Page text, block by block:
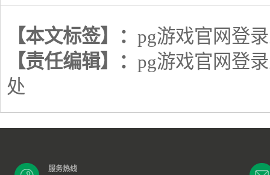
【本文标签】： pg游戏官网登
【责任编辑】： pg游戏官网登
处
服务热线